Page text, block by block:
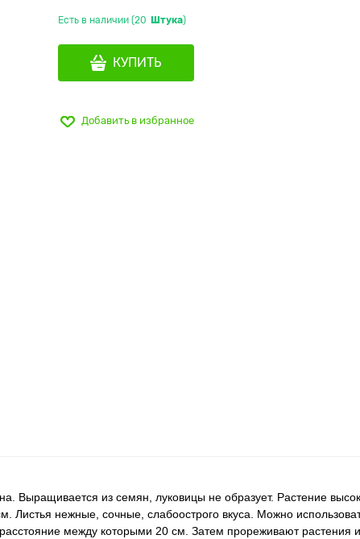
Есть в наличии (20 Штука)
КУПИТЬ
Добавить в избранное
Выращивается из семян, луковицы не образует. Растение
нежные, сочные, слабоострого вкуса. Можно
между которыми 20 см. Затем прореживают растения